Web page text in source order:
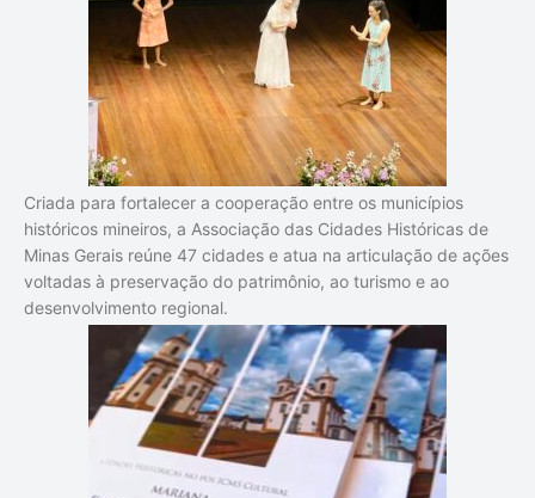
Criada para fortalecer a cooperação entre os municípios
históricos mineiros, a Associação das Cidades Históricas de
Minas Gerais reúne 47 cidades e atua na articulação de ações
voltadas à preservação do patrimônio, ao turismo e ao
desenvolvimento regional.